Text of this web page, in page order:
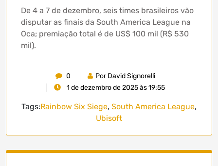
De 4 a 7 de dezembro, seis times brasileiros vão
disputar as finais da South America League na
Oca; premiação total é de US$ 100 mil (R$ 530
mil).
0
Por David Signorelli
1 de dezembro de 2025 às 19:55
Tags:Rainbow Six Siege, South America League,
Ubisoft